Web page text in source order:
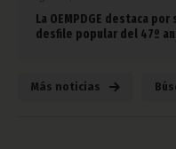
La OEMPDGE destaca
desfile popular del 47º
Más noticias